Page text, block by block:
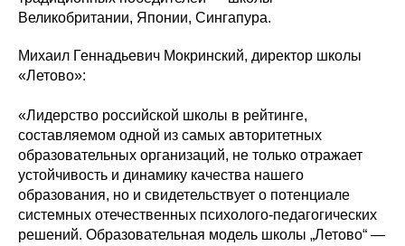
Великобритании, Японии, Сингапура.
Михаил Геннадьевич Мокринский, директор школы
«Летово»:
«Лидерство российской школы в рейтинге,
составляемом одной из самых авторитетных
образовательных организаций, не только отражает
устойчивость и динамику качества нашего
образования, но и свидетельствует о потенциале
системных отечественных психолого-педагогических
решений. Образовательная модель школы „Летово“ —